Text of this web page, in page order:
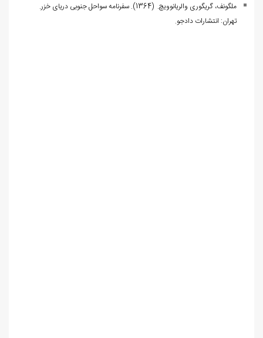
م‍ل‍گ‍ون‍ف‌، گ‍ری‍گ‍وری‌ وال‍ری‍ان‍ووی‍چ.‌ (1364). سفرنامه سواحل جنوبی دریای خزر.
تهران: انتشارات دادجو.